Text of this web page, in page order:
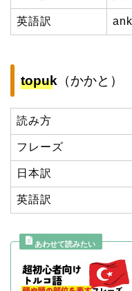
英語訳
topuk （かかと）
読み方
フレーズ
日本訳
英語訳